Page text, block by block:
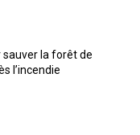
la forêt de
l’incendie